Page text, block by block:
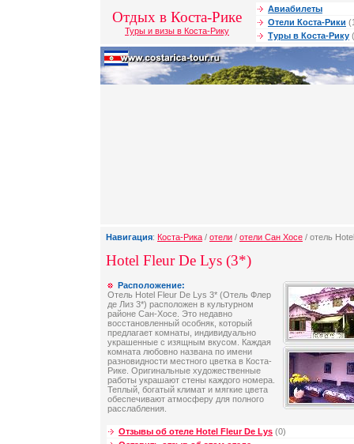
Отдых в Коста-Рике
Туры и визы в Коста-Рику
Авиабилеты
Отели Коста-Рики
Туры в Коста-Рику
Навигация: Коста-Рика / отели / отели Сан Хосе / отель
Hotel Fleur De Lys (3*)
Расположение:
Отель Hotel Fleur De Lys 3* (Отель Флер
де Лиз 3*) расположен в культурном
районе Сан-Хосе. Это недавно
восстановленный особняк, который
предлагает комнаты, индивидуально
украшенные с изящным вкусом. Каждая
комната любовно названа по имени
разновидности местного цветка в Коста-
Рике. Оригинальные художественные
работы украшают стены каждого номера.
Теплый, богатый климат и мягкие цвета
обеспечивают атмосферу для полного
расслабления.
Отзывы об отеле Hotel Fleur De Lys (0)